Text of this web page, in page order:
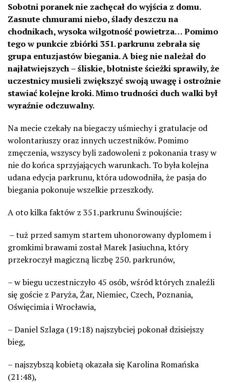
Sobotni poranek nie zachęcał do wyjścia z domu.
Zasnute chmurami niebo, ślady deszczu na
chodnikach, wysoka wilgotność powietrza… Pomimo
tego w punkcie zbiórki 351. parkrunu zebrała się
grupa entuzjastów biegania. A bieg nie należał do
najłatwiejszych – śliskie, błotniste ścieżki sprawiły, że
uczestnicy musieli zwiększyć swoją uwagę i ostrożnie
stawiać kolejne kroki. Mimo trudności duch walki był
wyraźnie odczuwalny.
Na mecie czekały na biegaczy uśmiechy i gratulacje od
wolontariuszy oraz innych uczestników. Pomimo
zmęczenia, wszyscy byli zadowoleni z pokonania trasy w
nie do końca sprzyjających warunkach. To była kolejna
udana edycja parkrunu, która udowodniła, że pasja do
biegania pokonuje wszelkie przeszkody.
A oto kilka faktów z 351.parkrunu Świnoujście:
– tuż przed samym startem uhonorowany dyplomem i
gromkimi brawami został Marek Jasiuchna, który
przekroczył magiczną liczbę 250. parkrunów,
– w biegu uczestniczyło 45 osób, wśród których znaleźli
się goście z Paryża, Żar, Niemiec, Czech, Poznania,
Oświęcimia i Wrocławia,
– Daniel Szlaga (19:18) najszybciej pokonał dzisiejszy
bieg,
– najszybszą kobietą okazała się Karolina Romańska
(21:48),